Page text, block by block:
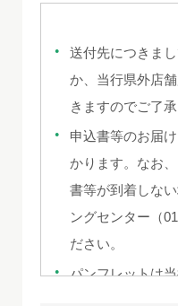
送付先につきま
か、当行県外店
きますのでご了承
申込書等のお届
かります。なお
書等が到着しな
ングセンター（
ださい。
パンフレットは